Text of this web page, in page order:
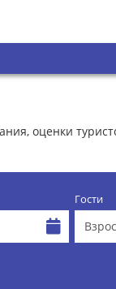
оценки
Гости